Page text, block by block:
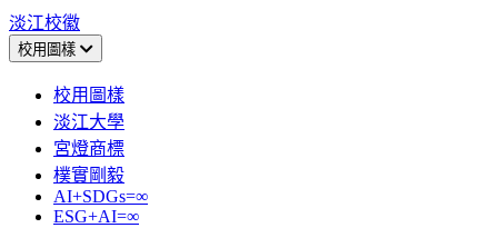
淡江校徽
校用圖樣
校用圖樣
淡江大學
宮燈商標
樸實剛毅
AI+SDGs=∞
ESG+AI=∞